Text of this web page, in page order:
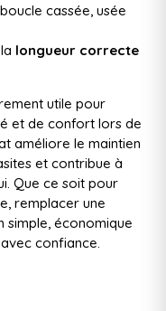
cassée, usée
longueur correcte
utile pour
et de confort lors de
améliore le maintien
et contribue à
Que ce soit pour
remplacer une
simple, économique
confiance.